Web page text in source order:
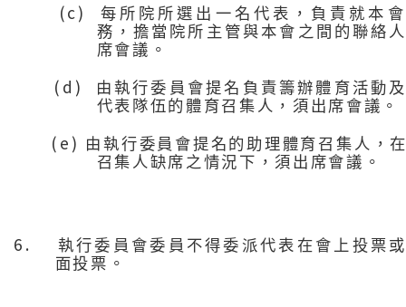
(c)
每所院所選出一名代表，負責就本
務，擔當院所主管與本會之間的聯絡
席會議。
(d)
由執行委員會提名負責籌辦體育活動
代表隊伍的體育召集人，須出席會議。
(e)
由執行委員會提名的助理體育召集人，
召集人缺席之情況下，須出席會議。
6.
執行委員會委員不得委派代表在會上投票
面投票。